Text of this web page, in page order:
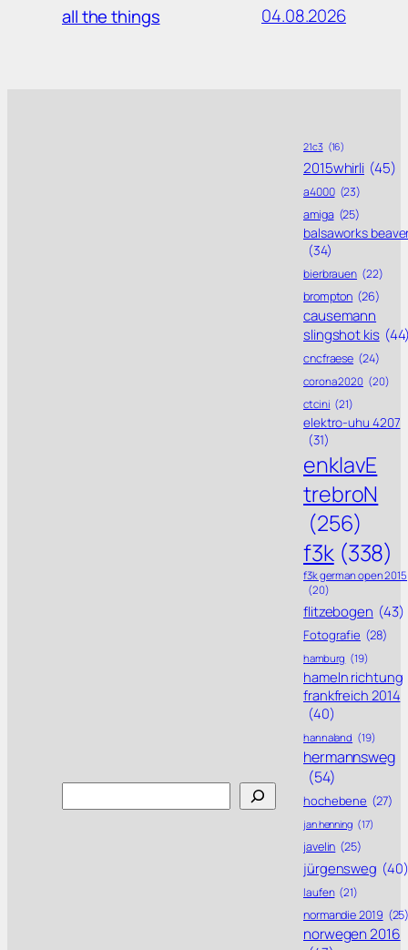
all the things 04.08.2026
21c3 (16)
2015whirli (45)
a4000 (23)
amiga (25)
balsaworks
(34)
bierbrauen (22)
brompton (26)
causemann
slingshot kis
cncfraese (24)
corona 2020 (20)
ctcini (21)
elektro-uhu 4207
(31)
enklavE
trebroN
(256)
f3k (338)
f3k german open 2015
(20)
flitzebogen (43)
Fotografie (28)
hamburg (19)
hameln richtung
frankfreich 2014
(40)
hannaland (19)
hermannsweg
(54)
hochebene (27)
jan henning (17)
javelin (25)
jürgensweg (40)
laufen (21)
normandie 2019
norwegen 2016